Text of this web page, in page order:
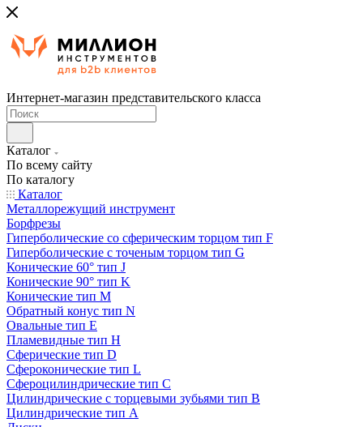
Интернет-магазин представительского класса
Каталог
По всему сайту
По каталогу
Каталог
Металлорежущий инструмент
Борфрезы
Гиперболические cо сферическим торцом тип F
Гиперболические с точеным торцом тип G
Конические 60° тип J
Конические 90° тип K
Конические тип M
Обратный конус тип N
Овальные тип E
Пламевидные тип H
Сферические тип D
Сфероконические тип L
Сфероцилиндрические тип C
Цилиндрические с торцевыми зубьями тип B
Цилиндрические тип А